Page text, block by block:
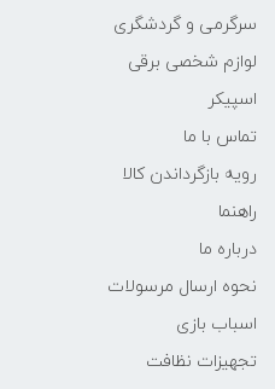
سرگرمی و گردشگری
لوازم شخصی برقی
اسپیکر
تماس با ما
رویه بازگرداندن کالا
راهنما
درباره ما
نحوه ارسال مرسولات
اسباب بازی
تجهیزات نظافت